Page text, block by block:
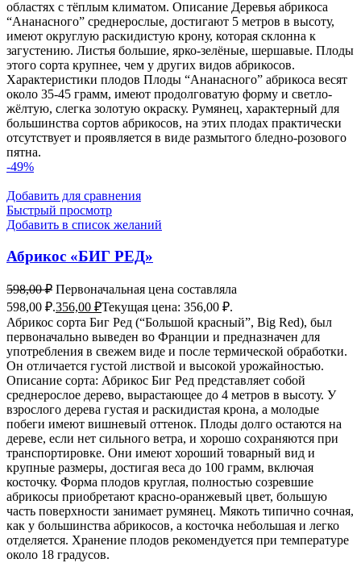
областях с тёплым климатом. Описание Деревья абрикоса
“Ананасного” среднерослые, достигают 5 метров в высоту,
имеют округлую раскидистую крону, которая склонна к
загустению. Листья большие, ярко-зелёные, шершавые. Плоды
этого сорта крупнее, чем у других видов абрикосов.
Характеристики плодов Плоды “Ананасного” абрикоса весят
около 35-45 грамм, имеют продолговатую форму и светло-
жёлтую, слегка золотую окраску. Румянец, характерный для
большинства сортов абрикосов, на этих плодах практически
отсутствует и проявляется в виде размытого бледно-розового
пятна.
-49%
Добавить для сравнения
Быстрый просмотр
Добавить в список желаний
Абрикос «БИГ РЕД»
598,00₽ Первоначальная цена составляла
598,00 ₽.356,00 ₽Текущая цена: 356,00 ₽.
Абрикос сорта Биг Ред (“Большой красный”, Big Red), был
первоначально выведен во Франции и предназначен для
употребления в свежем виде и после термической обработки.
Он отличается густой листвой и высокой урожайностью.
Описание сорта: Абрикос Биг Ред представляет собой
среднерослое дерево, вырастающее до 4 метров в высоту. У
взрослого дерева густая и раскидистая крона, а молодые
побеги имеют вишневый оттенок. Плоды долго остаются на
дереве, если нет сильного ветра, и хорошо сохраняются при
транспортировке. Они имеют хороший товарный вид и
крупные размеры, достигая веса до 100 грамм, включая
косточку. Форма плодов круглая, полностью созревшие
абрикосы приобретают красно-оранжевый цвет, большую
часть поверхности занимает румянец. Мякоть типично сочная,
как у большинства абрикосов, а косточка небольшая и легко
отделяется. Хранение плодов рекомендуется при температуре
около 18 градусов.